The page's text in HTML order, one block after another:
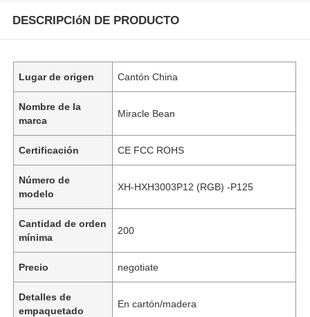
DESCRIPCIóN DE PRODUCTO
Lugar de origen Cantón China
Nombre de la
marca
Miracle Bean
Certificación CE FCC ROHS
Número de
modelo
XH-HXH3003P12 (RGB) -P125
Cantidad de orden
mínima
200
Precio negotiate
Detalles de
empaquetado
En cartón/madera